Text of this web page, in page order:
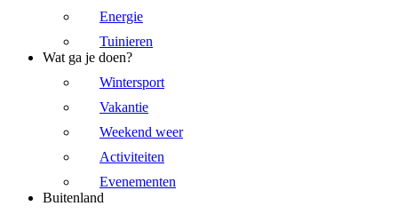
Energie
Tuinieren
Wat ga je doen?
Wintersport
Vakantie
Weekend weer
Activiteiten
Evenementen
Buitenland